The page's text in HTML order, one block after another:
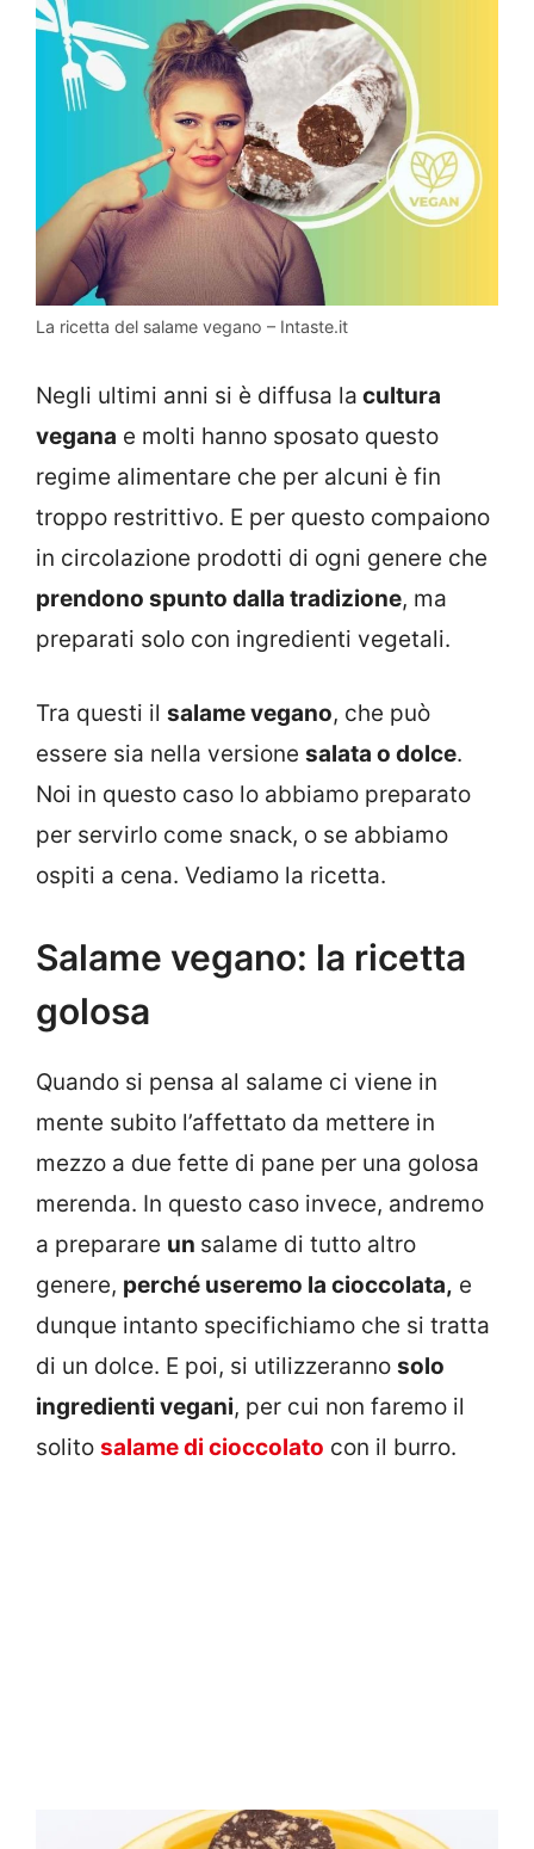
La ricetta del salame vegano – Intaste.it
Negli ultimi anni si è diffusa la cultura
vegana e molti hanno sposato questo
regime alimentare che per alcuni è fin
troppo restrittivo. E per questo compaiono
in circolazione prodotti di ogni genere che
prendono spunto dalla tradizione, ma
preparati solo con ingredienti vegetali.
Tra questi il salame vegano, che può
essere sia nella versione salata o dolce.
Noi in questo caso lo abbiamo preparato
per servirlo come snack, o se abbiamo
ospiti a cena. Vediamo la ricetta.
Salame vegano: la ricetta
golosa
Quando si pensa al salame ci viene in
mente subito l’affettato da mettere in
mezzo a due fette di pane per una golosa
merenda. In questo caso invece, andremo
a preparare un salame di tutto altro
genere, perché useremo la cioccolata, e
dunque intanto specifichiamo che si tratta
di un dolce. E poi, si utilizzeranno solo
ingredienti vegani, per cui non faremo il
solito salame di cioccolato con il burro.